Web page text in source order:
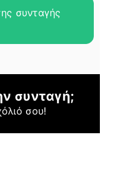
συνταγής
συνταγή;
σου!